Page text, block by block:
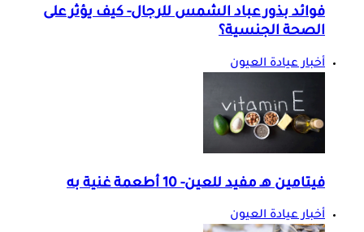
فوائد بذور عباد الشمس للرجال- كيف يؤثر على
الصحة الجنسية؟
أخبار عيادة العيون
فيتامين هـ مفيد للعين- 10 أطعمة غنية به
أخبار عيادة العيون